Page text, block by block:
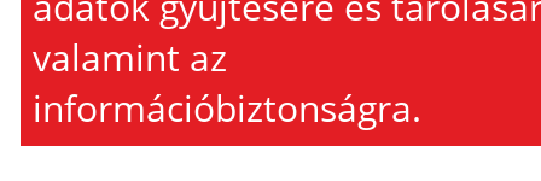
valamint az
információbiztonságra.